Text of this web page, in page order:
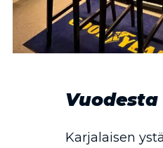
Vuodesta
Karjalaisen